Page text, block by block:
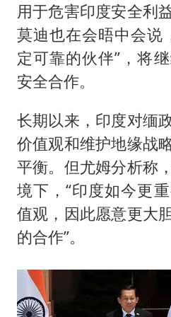
用于危害印度安全利
莫迪也在会晤中会说
定可靠的伙伴”，将
安全合作。
长期以来，印度对缅
价值观和维护地缘战
平衡。但尤姆分析称
境下，“印度如今更
值观，因此愿意更大
的合作”。